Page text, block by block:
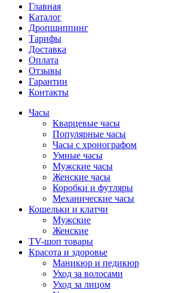
Главная
Каталог
Дропшиппинг
Тарифы
Доставка
Оплата
Отзывы
Гарантии
Контакты
Часы
Кварцевые часы
Популярные часы
Часы с хронографом
Умные часы
Мужские часы
Женские часы
Коробки и футляры
Механические часы
Кошельки и клатчи
Мужские
Женские
TV-шоп товары
Красота и здоровье
Маникюр и педикюр
Уход за волосами
Уход за лицом